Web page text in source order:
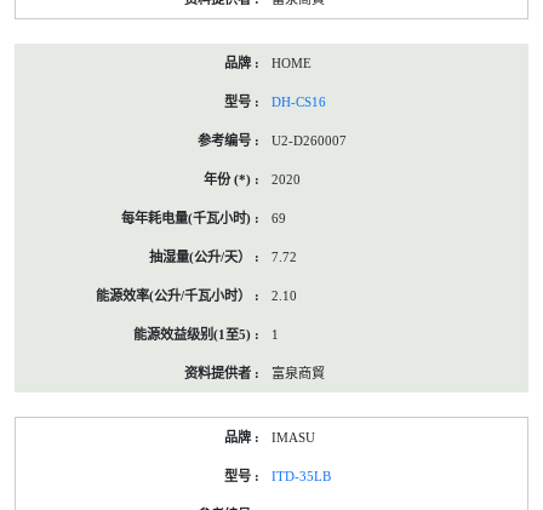
HOME
DH-CS16
U2-D260007
2020
69
7.72
2.10
1
富泉商貿
IMASU
ITD-35LB